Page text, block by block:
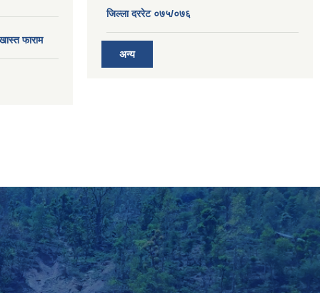
फाराम
जिल्ला दररेट ०७५/०७६
अन्य